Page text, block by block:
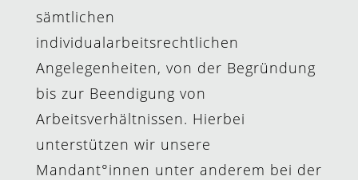
sämtlichen
individualarbeitsrechtlichen
Angelegenheiten, von der Begründung
bis zur Beendigung von
Arbeitsverhältnissen. Hierbei
unterstützen wir unsere
Mandant°innen unter anderem bei der